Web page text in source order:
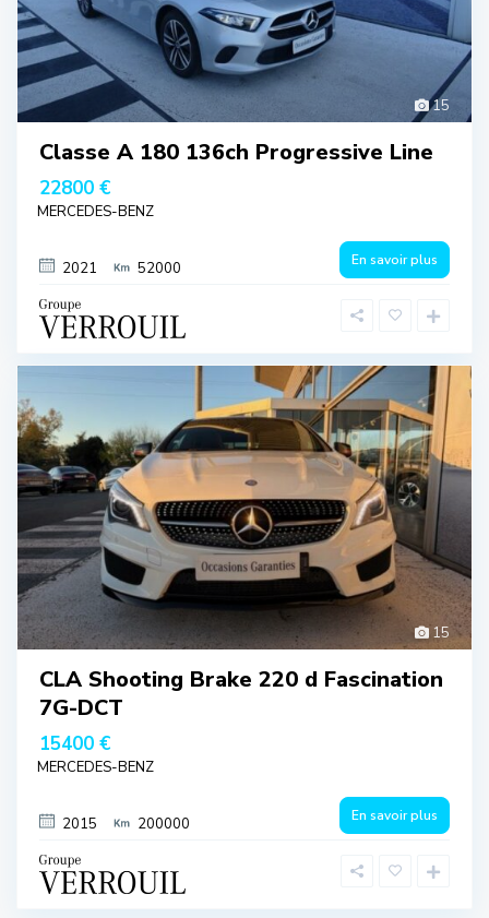
15
Classe A 180 136ch Progressive Line
22800 €
MERCEDES-BENZ
2021 52000 En savoir plus
15
CLA Shooting Brake 220 d Fascination
7G-DCT
15400 €
MERCEDES-BENZ
2015 200000 En savoir plus